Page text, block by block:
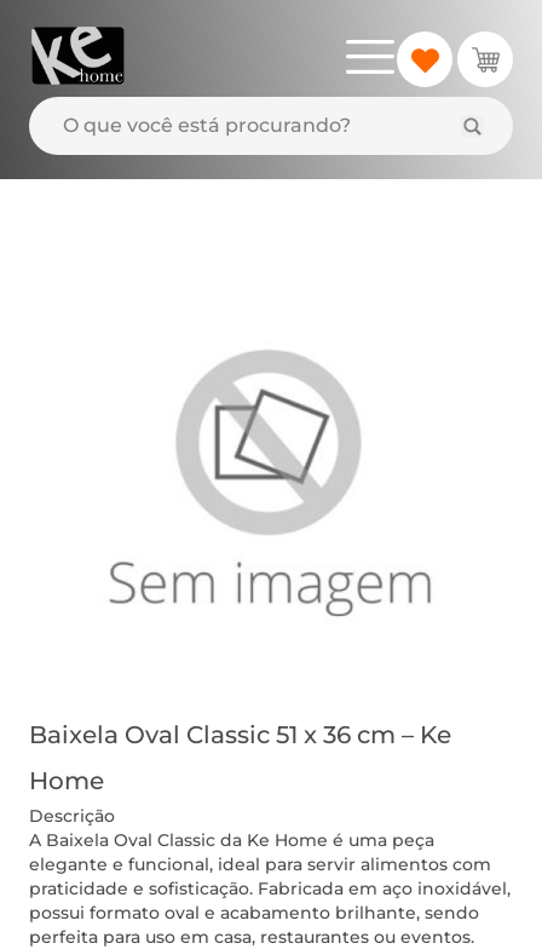
Baixela Oval Classic 51 x 36 cm – Ke
Home
Descrição
A Baixela Oval Classic da Ke Home é uma peça
elegante e funcional, ideal para servir alimentos com
praticidade e sofisticação. Fabricada em aço inoxidável,
possui formato oval e acabamento brilhante, sendo
perfeita para uso em casa, restaurantes ou eventos.